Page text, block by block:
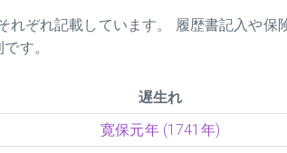
ぞれ記載しています。 履歴書記入や保
す。
遅生れ
寛保元年 (1741年)